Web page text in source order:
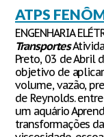
ATPS
ENGENHARIA
Transportes
Preto, 03 de Abril
objetivo de
volume, vazão,
de Reynolds.
um aquário
transformações